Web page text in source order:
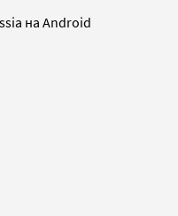
на Android